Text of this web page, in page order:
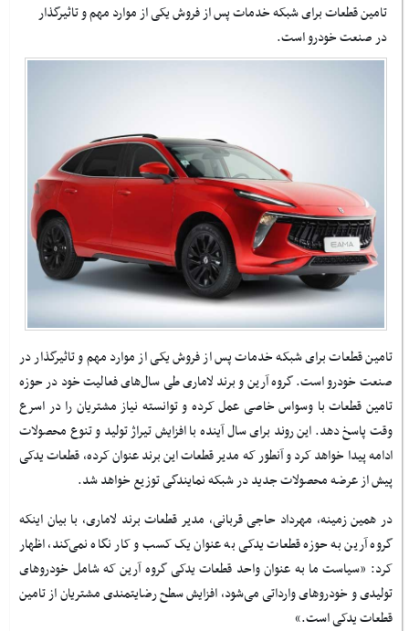
تامین قطعات برای شبکه خدمات پس از فروش یکی از موارد مهم و تاثیرگذار
در صنعت خودرو است.
تامین قطعات برای شبکه خدمات پس از فروش یکی از موارد مهم و تاثیرگذار در
صنعت خودرو است. گروه آرین و برند لاماری طی سال‌های فعالیت خود در حوزه
تامین قطعات با وسواس خاصی عمل کرده و توانسته نیاز مشتریان را در اسرع
وقت پاسخ دهد. این روند برای سال آینده با افزایش تیراژ تولید و تنوع محصولات
ادامه پیدا خواهد کرد و آنطور که مدیر قطعات این برند عنوان کرده‌، قطعات یدکی
پیش از عرضه محصولات جدید در شبکه نمایندگی توزیع خواهد شد.
در همین زمینه، مهرداد حاجی‌ قربانی، مدیر قطعات برند لاماری، با بیان اینکه
گروه آرین به حوزه قطعات یدکی به عنوان یک کسب و کار نگاه نمی‌کند، اظهار
کرد: «سیاست ما به عنوان واحد قطعات یدکی گروه آرین که شامل خودروهای
تولیدی و خودروهای وارداتی می‌شود، افزایش سطح رضایتمندی مشتریان از تامین
قطعات یدکی است.»